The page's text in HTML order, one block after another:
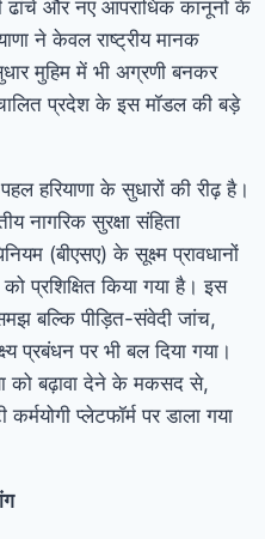
ढांचे और नए आपराधिक कानूनों के
ने केवल राष्ट्रीय मानक
मुहिम में भी अग्रणी बनकर
प्रदेश के इस मॉडल की बड़े
हरियाणा के सुधारों की रीढ़ है।
नागरिक सुरक्षा संहिता
(बीएसए) के सूक्ष्म प्रावधानों
प्रशिक्षित किया गया है। इस
बल्कि पीड़ित-संवेदी जांच,
प्रबंधन पर भी बल दिया गया।
को बढ़ावा देने के मकसद से,
प्लेटफॉर्म पर डाला गया